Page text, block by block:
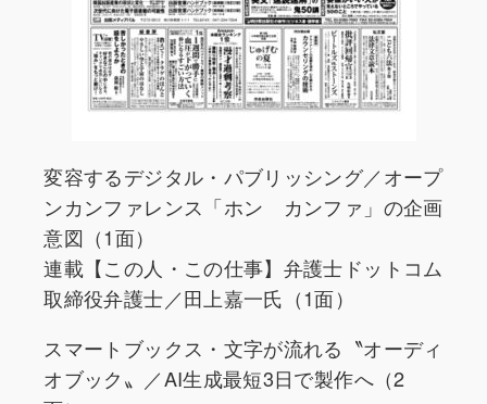
変容するデジタル・パブリッシング／オープ
ンカンファレンス「ホン カンファ」の企画
意図（1面）
連載【この人・この仕事】弁護士ドットコム
取締役弁護士／田上嘉一氏（1面）
スマートブックス・文字が流れる〝オーディ
オブック〟／AI生成最短3日で製作へ（2